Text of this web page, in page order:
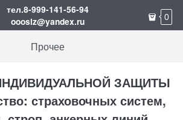
тел.8-999-141-56-94
ooosiz@yandex.ru
0
Прочее
ЗАЩИТЫ
страховочных систем,